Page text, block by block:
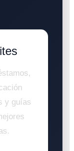
y guías